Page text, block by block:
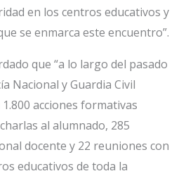
en los centros educativos y
se enmarca este encuentro”.
que “a lo largo del pasado
Nacional y Guardia Civil
acciones formativas
al alumnado, 285
docente y 22 reuniones con
educativos de toda la